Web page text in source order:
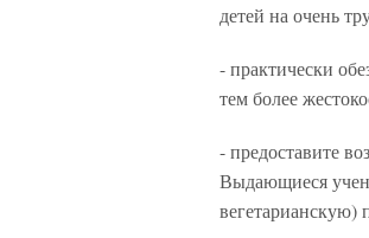
детей на очень
- практически
тем более
- предоставите
Выдающиеся
вегетарианскую)